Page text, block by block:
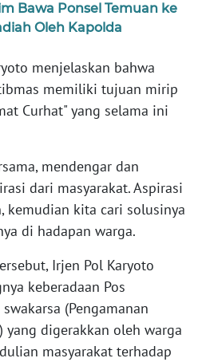
Bawa Ponsel Temuan ke
Oleh Kapolda
menjelaskan bahwa
memiliki tujuan mirip
Curhat" yang selama ini
mendengar dan
dari masyarakat. Aspirasi
kemudian kita cari solusinya
di hadapan warga.
Irjen Pol Karyoto
keberadaan Pos
(Pengamanan
yang digerakkan oleh warga
masyarakat terhadap